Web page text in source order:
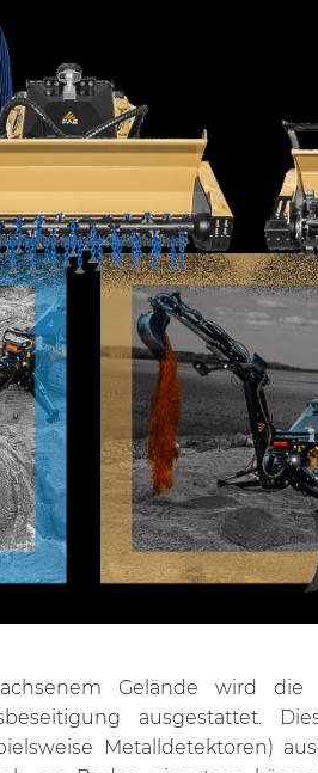
Gelände wird die
ausgestattet.
Metalldetektoren)